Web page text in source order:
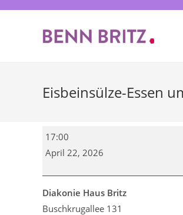
Eisbeinsülze-Essen
Eisbeinsülze-
Essen
umrahmt
mit
Berliner
Geschichten
17:00
April 22, 2026
Diakonie Haus Britz
Buschkrugallee 131